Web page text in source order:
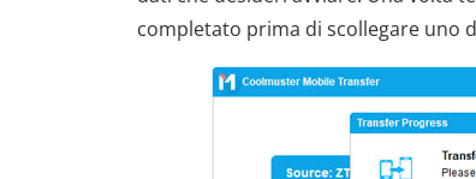
completato prima di scollegare uno